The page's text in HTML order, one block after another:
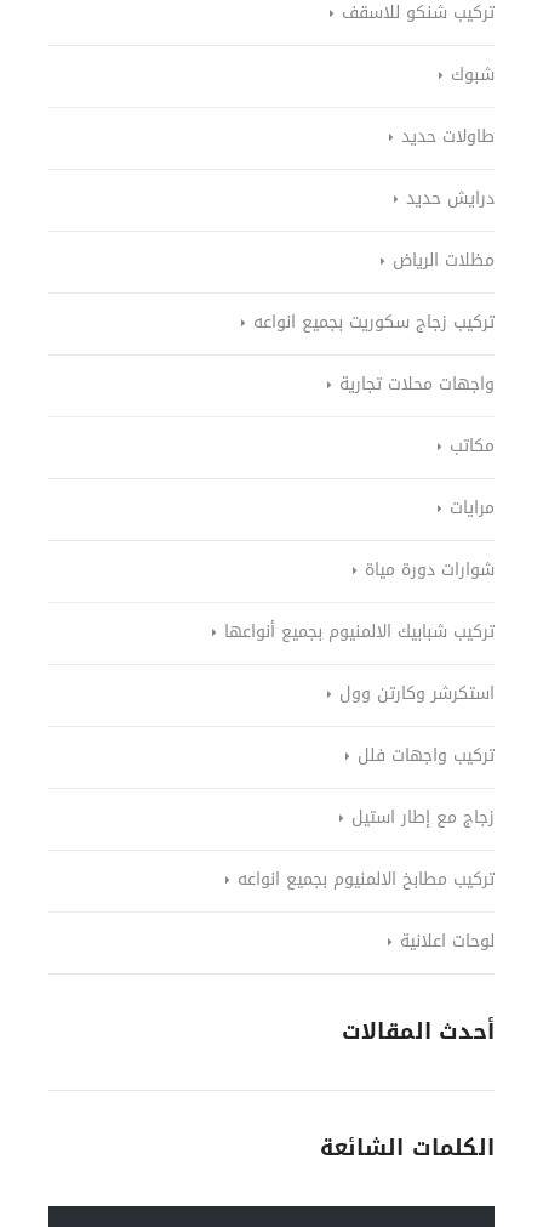
تركيب شنكو للاسقف
شبوك
طاولات حديد
درايش حديد
مظلات الرياض
تركيب زجاج سكوريت بجميع انواعه
واجهات محلات تجارية
مكاتب
مرايات
شوارات دورة مياة
تركيب شبابيك الالمنيوم بجميع أنواعها
استكرشر وكارتن وول
تركيب واجهات فلل
زجاج مع إطار استيل
تركيب مطابخ الالمنيوم بجميع انواعه
لوحات اعلانية
أحدث المقالات
الكلمات الشائعة